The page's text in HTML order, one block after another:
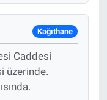
Kağıthane
Caddesi
üzerinde.